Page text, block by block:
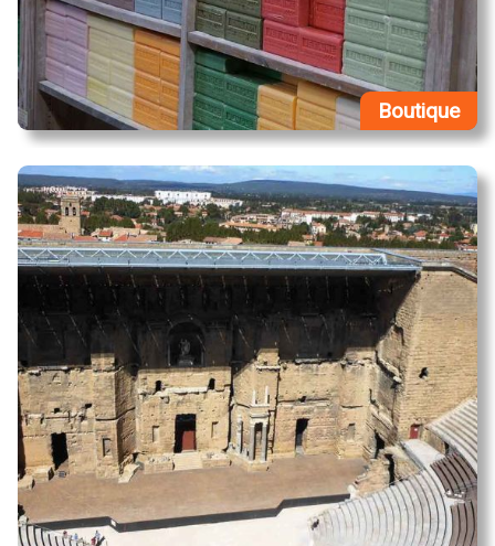
Boutique